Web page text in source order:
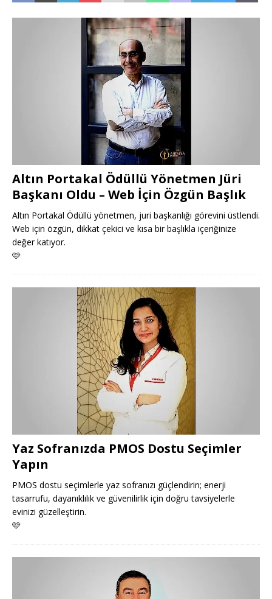
Altın Portakal Ödüllü Yönetmen Jüri
Başkanı Oldu – Web İçin Özgün Başlık
Altın Portakal Ödüllü yönetmen, juri başkanlığı görevini üstlendi.
Web için özgün, dikkat çekici ve kısa bir başlıkla içeriğinize
değer katıyor.
🩷
Yaz Sofranızda PMOS Dostu Seçimler
Yapın
PMOS dostu seçimlerle yaz sofranızı güçlendirin; enerji
tasarrufu, dayanıklılık ve güvenilirlik için doğru tavsiyelerle
evinizi güzelleştirin.
🩷